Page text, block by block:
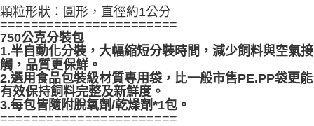
１．於結帳方式選擇「AFTEE先享後付」後，將跳轉至「AFTEE先享後付」
結帳頁面，進行簡訊認證並確認金額後，即可完成結帳。
２．訂單成立數日內，您將收到繳費通知簡訊。
３．收到繳費通知簡訊後14天內，點擊此簡訊中的連結，可透過四大超商／
ATM／網路銀行／等多元方式進行付款，方視為交易完成。
※ 請注意：結帳手續完成當下不需立刻繳費，但若您需要取消訂單，請聯絡
購買商品的店家。未經商家同意取消之訂單仍視為有效，需透過AFTEE先享
後付繳納相關費用。
※ 交易是否成功請以「AFTEE先享後付 」之結帳頁面顯示為準，若有關於
是否繳費成功／繳費後需取消欲退款等相關疑問，請聯繫「AFTEE先享後付
外島配送（黑貓宅急便－澎湖、金門、馬祖、綠島）
每筆NT$360
宅配【偏遠地區-依黑貓物流所公告地區為主】
每筆NT$250
顆粒形狀：圓形，直徑約1公分
=======================
750公克分裝包
1.半自動化分裝，大幅縮短分裝時間，減少飼料與空氣接
觸，品質更保鮮。
2.選用食品包裝級材質專用袋，比一般市售PE.PP袋更能
有效保持飼料完整及新鮮度。
3.每包皆隨附脫氧劑/乾燥劑*1包。
=======================